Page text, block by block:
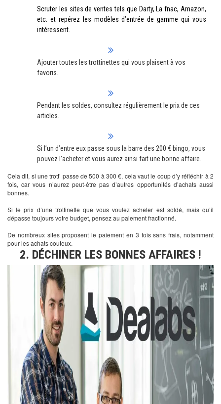
Scruter les sites de ventes tels que Darty, La fnac, Amazon,
etc. et repérez les modèles d’entrée de gamme qui vous
intéressent.
Ajouter toutes les trottinettes qui vous plaisent à vos
favoris.
Pendant les soldes, consultez régulièrement le prix de ces
articles.
Si l’un d’entre eux passe sous la barre des 200 € bingo, vous
pouvez l’acheter et vous aurez ainsi fait une bonne affaire.
Cela dit, si une trott’ passe de 500 à 300 €, cela vaut le coup d’y réfléchir à 2
fois, car vous n’aurez peut-être pas d’autres opportunités d’achats aussi
bonnes.
Si le prix d’une trottinette que vous voulez acheter est soldé, mais qu’il
dépasse toujours votre budget, pensez au paiement fractionné.
De nombreux sites proposent le paiement en 3 fois sans frais, notamment
pour les achats couteux.
2. DÉCHINER LES BONNES AFFAIRES !